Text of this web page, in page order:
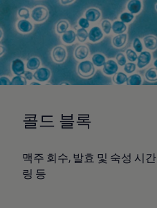
콜드 블록
맥주 회수, 발효 및 숙성 시
링 등